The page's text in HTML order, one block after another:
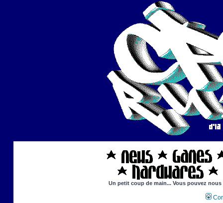
Un petit coup de main... Vous pouvez